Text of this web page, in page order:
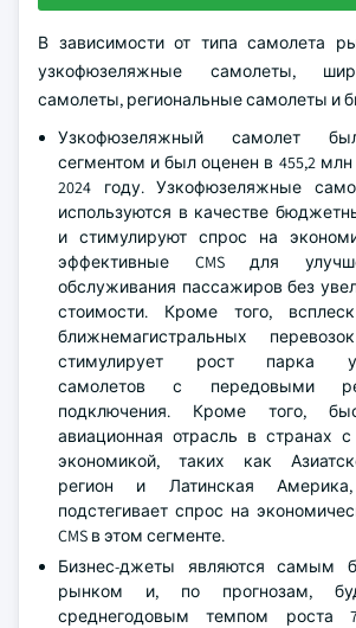
В зависимости от типа самолета
узкофюзеляжные самолеты,
самолеты, региональные самолеты и
Узкофюзеляжный самолет
сегментом и был оценен в 455,2
2024 году. Узкофюзеляжные
используются в качестве
и стимулируют спрос на
эффективные CMS для
обслуживания пассажиров без
стоимости. Кроме того,
ближнемагистральных
стимулирует рост парка
самолетов с передовыми
подключения. Кроме того,
авиационная отрасль в странах
экономикой, таких как
регион и Латинская
подстегивает спрос на
CMS в этом сегменте.
Бизнес-джеты являются самым
рынком и, по прогнозам,
среднегодовым темпом роста